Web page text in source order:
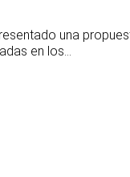
una
en los...